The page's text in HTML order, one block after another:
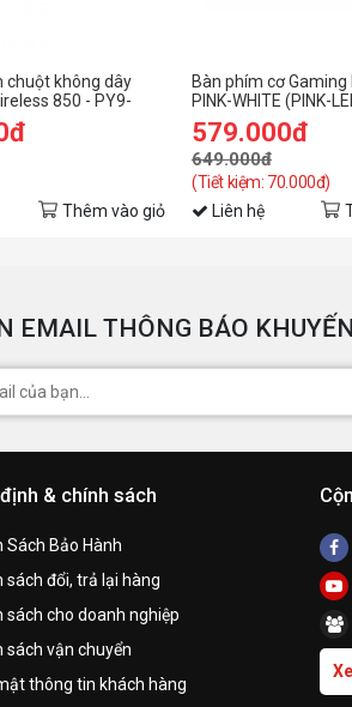
chuột không dây
850 - PY9-
Thêm vào giỏ
Bàn phím cơ Gaming
PINK-WHITE (PINK-
switch)
579.000đ
649.000đ
(Tiết kiệm: 70.000đ)
Liên hệ
EMAIL THÔNG BÁO
& chính sách
Sách Bảo Hành
sách đổi, trả lại hàng
sách cho doanh nghiệp
sách vận chuyển
thông tin khách hàng